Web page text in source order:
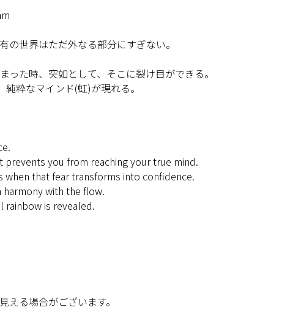
の世界はただ外なる部分にすぎない。
った時、突如として、そこに裂け目ができる。
粋なマインド(虹)が現れる。
you from reaching your true mind.
that fear transforms into confidence.
with the flow.
rainbow is revealed.
える場合がございます。